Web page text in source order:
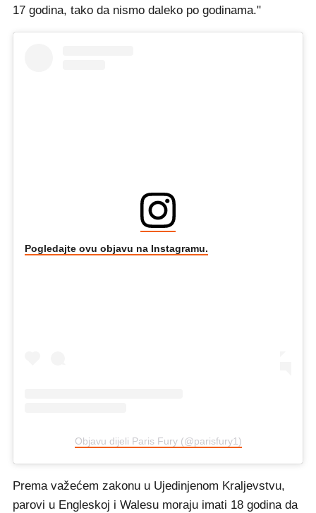
17 godina, tako da nismo daleko po godinama."
Pogledajte ovu objavu na Instagramu.
Objavu dijeli Paris Fury (@parisfury1)
Prema važećem zakonu u Ujedinjenom Kraljevstvu,
parovi u Engleskoj i Walesu moraju imati 18 godina da